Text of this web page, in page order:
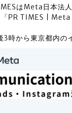
はMeta日本法
「PR TIMES |
時から東京都内の